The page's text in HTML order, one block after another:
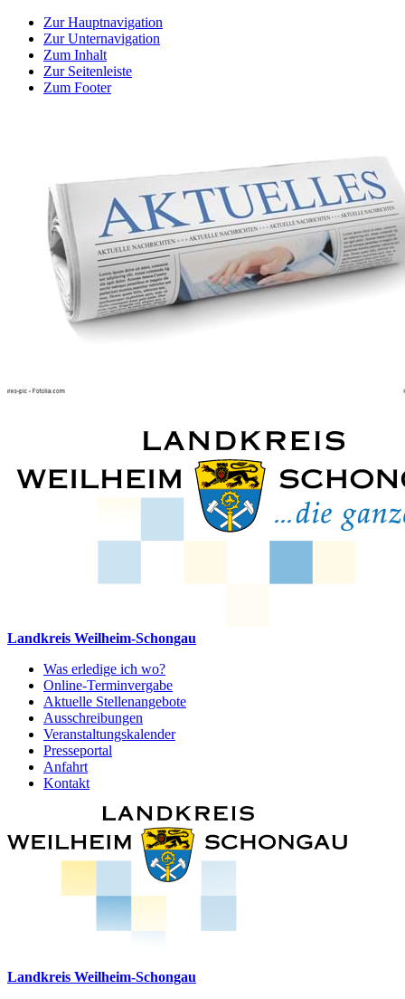
Zur Hauptnavigation
Zur Unternavigation
Zum Inhalt
Zur Seitenleiste
Zum Footer
Landkreis Weilheim-Schongau
Was erledige ich wo?
Online-Terminvergabe
Aktuelle Stellenangebote
Ausschreibungen
Veranstaltungskalender
Presseportal
Anfahrt
Kontakt
Landkreis Weilheim-Schongau